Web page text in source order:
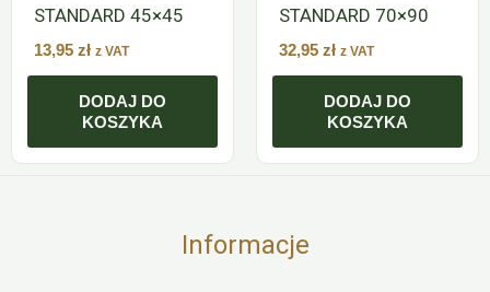
STANDARD 45×45
13,95 zł z VAT
DODAJ DO
KOSZYKA
STANDARD 70×90
32,95 zł z VAT
DODAJ DO
KOSZYKA
Informacje